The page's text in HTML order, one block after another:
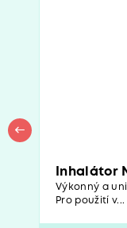
Inhalátor
Výkonný a
Pro použití v...